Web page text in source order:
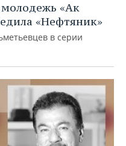
«Ак
«Нефтяник»
в серии